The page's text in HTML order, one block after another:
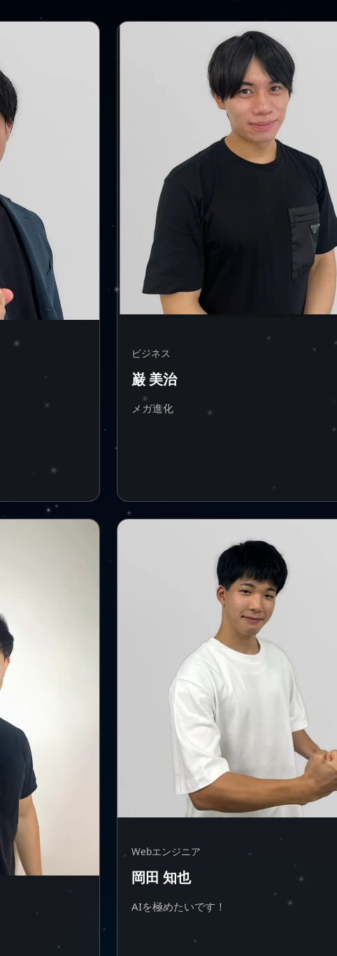
ビジネス
巌 美治
メガ進化
Webエンジニア
岡田 知也
AIを極めたいです！